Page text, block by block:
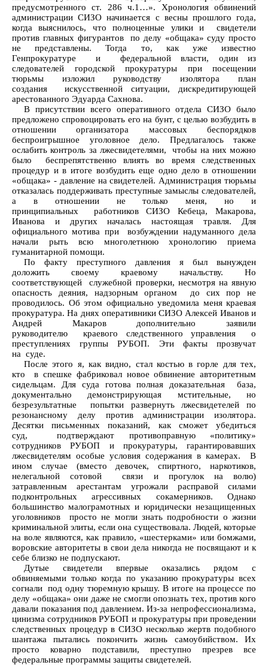
предусмотренного ст. 286 ч.1…». Хронология обвинений
администрации СИЗО начинается с весны прошлого года,
когда выяснилось, что полноценные улики и свидетели
против главных фигурантов по делу «общака» суду просто
не представлены. Тогда то, как уже известно
Генпрокуратуре и федеральной власти, один из
следователей городской прокуратуры при посещении
тюрьмы изложил руководству изолятора план
создания искусственной ситуации, дискредитирующей
арестованного Эдуарда Сахнова.
В присутствии всего оперативного отдела СИЗО было
предложено спровоцировать его на бунт, с целью возбудить в
отношении организатора массовых беспорядков
беспроигрышное уголовное дело. Предлагалось также
ослабить контроль за лжесвидетелями, чтобы на них можно
было беспрепятственно влиять во время следственных
процедур и в итоге возбудить еще одно дело в отношении
«общака» - давление на свидетелей. Администрация тюрьмы
отказалась поддерживать преступные замыслы следователей,
а в отношении не только меня, но и
принципиальных работников СИЗО Кебеца, Макарова,
Иванова и других началась настоящая травля. Для
официального мотива при возбуждении надуманного дела
начали рыть всю многолетнюю хронологию приема
гуманитарной помощи.
По факту преступного давления я был вынужден
доложить своему краевому начальству. Но
соответствующей служебной проверки, несмотря на явную
опасность деяния, надзорным органом до сих пор не
проводилось. Об этом официально уведомила меня краевая
прокуратура. На днях оперативники СИЗО Алексей Иванов и
Андрей Макаров дополнительно заявили
руководителю краевого следственного управления о
преступлениях группы РУБОП. Эти факты прозвучат
на суде.
После этого я, как видно, стал костью в горле для тех,
кто в спешке фабриковал новое обвинение авторитетным
сидельцам. Для суда готова полная доказательная база,
документально демонстрирующая мстительные, но
безрезультатные попытки развернуть лжесвидетелей по
резонансному делу против администрации изолятора.
Десятки письменных показаний, как сможет убедиться
суд, подтверждают противоправную «политику»
сотрудников РУБОП и прокуратуры, гарантировавших
лжесвидетелям особые условия содержания в камерах. В
ином случае (вместо девочек, спиртного, наркотиков,
нелегальной сотовой связи и прогулок на волю)
затравленным арестантам угрожали расправой силами
подконтрольных агрессивных сокамерников. Однако
большинство малограмотных и юридически незащищенных
уголовников просто не могли знать подробности о жизни
криминальной элиты, если она существовала. Людей, которые
на воле являются, как правило, «шестерками» или бомжами,
воровские авторитеты в свои дела никогда не посвящают и к
себе близко не подпускают.
Дутые свидетели впервые оказались рядом с
обвиняемыми только когда по указанию прокуратуры всех
согнали под одну тюремную крышу. В итоге на процессе по
делу «общака» они даже не смогли опознать тех, против кого
давали показания под давлением. Из-за непрофессионализма,
цинизма сотрудников РУБОП и прокуратуры при проведении
следственных процедур в СИЗО несколько жертв подобного
шантажа пытались покончить жизнь самоубийством. Их
просто коварно подставили, преступно презрев все
федеральные программы защиты свидетелей.